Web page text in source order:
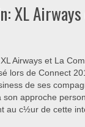
XL
Airways et La
lors de Connect
de ses
son approche
au c½ur de cette